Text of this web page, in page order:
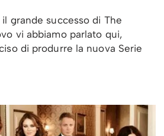
il grande successo di The
vi abbiamo parlato qui,
di produrre la nuova Serie